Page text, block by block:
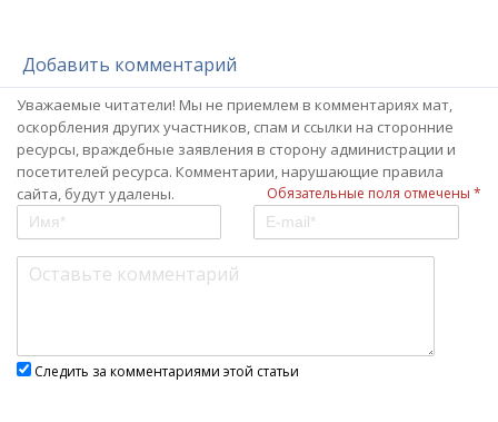
Добавить комментарий
Уважаемые читатели! Мы не приемлем в комментариях мат,
оскорбления других участников, спам и ссылки на сторонние
ресурсы, враждебные заявления в сторону администрации и
посетителей ресурса. Комментарии, нарушающие правила
сайта, будут удалены.
Обязательные поля отмечены *
Следить за комментариями этой статьи